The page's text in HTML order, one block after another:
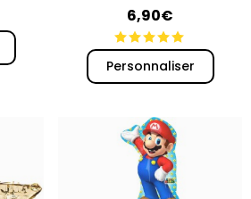
6,90€
Personnaliser